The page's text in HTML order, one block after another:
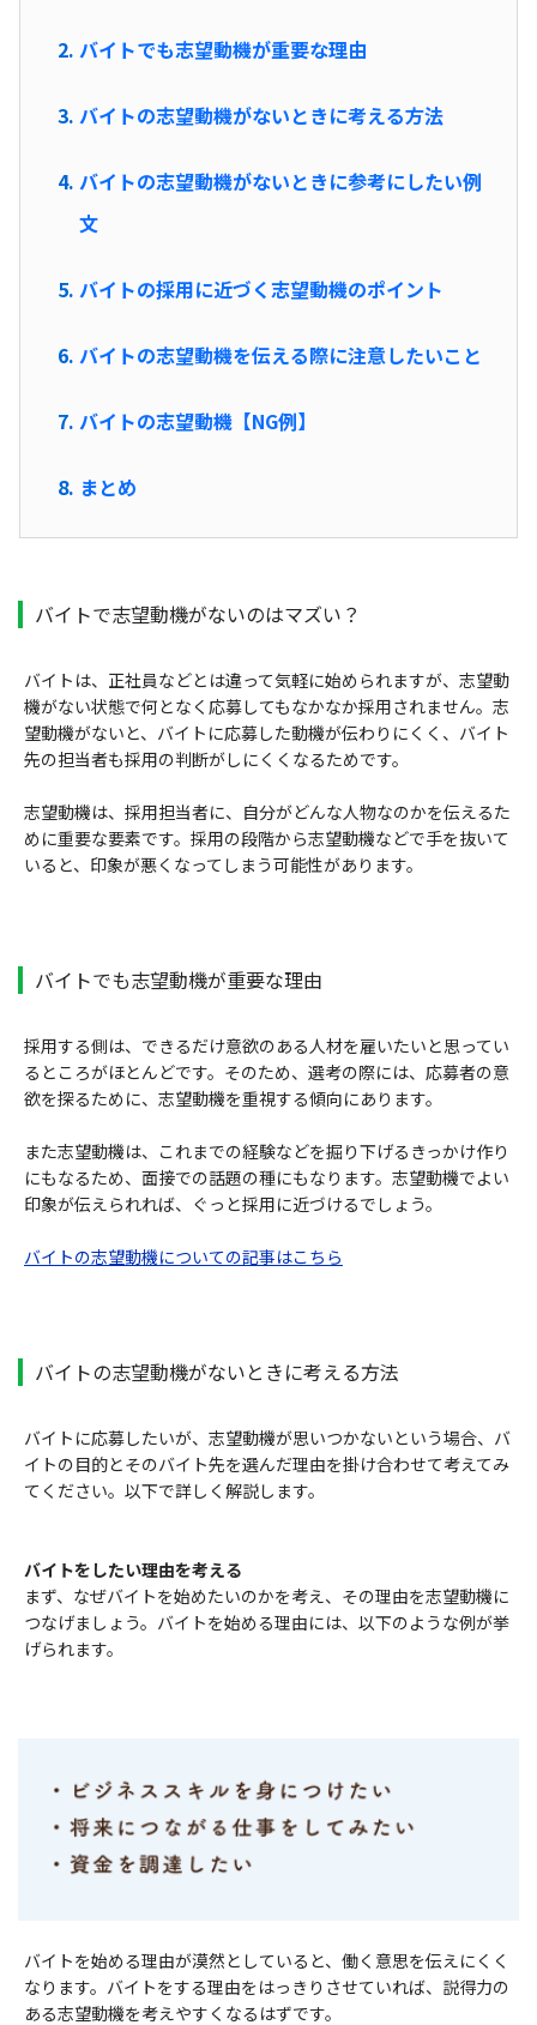
バイトでも志望動機が重要な理由
バイトの志望動機がないときに考える方法
バイトの志望動機がないときに参考にしたい例
文
バイトの採用に近づく志望動機のポイント
バイトの志望動機を伝える際に注意したいこと
バイトの志望動機【NG例】
まとめ
バイトで志望動機がないのはマズい？
バイトは、正社員などとは違って気軽に始められますが、志望動
機がない状態で何となく応募してもなかなか採用されません。志
望動機がないと、バイトに応募した動機が伝わりにくく、バイト
先の担当者も採用の判断がしにくくなるためです。
志望動機は、採用担当者に、自分がどんな人物なのかを伝えるた
めに重要な要素です。採用の段階から志望動機などで手を抜いて
いると、印象が悪くなってしまう可能性があります。
バイトでも志望動機が重要な理由
採用する側は、できるだけ意欲のある人材を雇いたいと思ってい
るところがほとんどです。そのため、選考の際には、応募者の意
欲を探るために、志望動機を重視する傾向にあります。
また志望動機は、これまでの経験などを掘り下げるきっかけ作り
にもなるため、面接での話題の種にもなります。志望動機でよい
印象が伝えられれば、ぐっと採用に近づけるでしょう。
バイトの志望動機についての記事はこちら
バイトの志望動機がないときに考える方法
バイトに応募したいが、志望動機が思いつかないという場合、バ
イトの目的とそのバイト先を選んだ理由を掛け合わせて考えてみ
てください。以下で詳しく解説します。
バイトをしたい理由を考える
まず、なぜバイトを始めたいのかを考え、その理由を志望動機に
つなげましょう。バイトを始める理由には、以下のような例が挙
げられます。
バイトを始める理由が漠然としていると、働く意思を伝えにくく
なります。バイトをする理由をはっきりさせていれば、説得力の
ある志望動機を考えやすくなるはずです。